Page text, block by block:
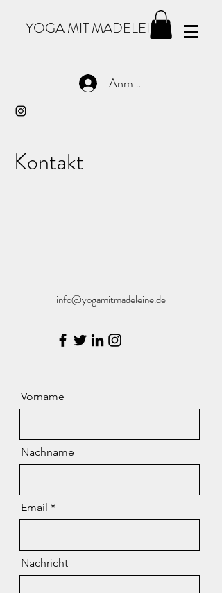
YOGA MIT MADELEINE
Anmelden
Kontakt
info@yogamitmadeleine.de
Vorname
Nachname
Email
Nachricht